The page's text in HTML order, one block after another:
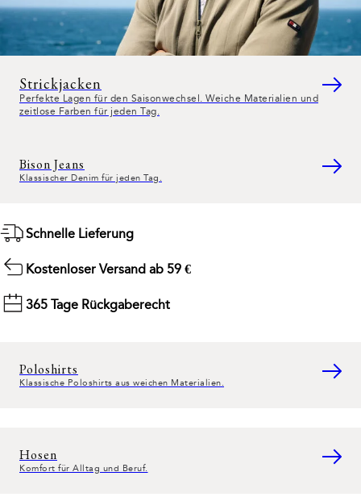
Strickjacken
Perfekte Lagen für den Saisonwechsel. Weiche Materialien und
zeitlose Farben für jeden Tag.
Bison Jeans
Klassischer Denim für jeden Tag.
Schnelle Lieferung
Kostenloser Versand ab 59 €
365 Tage Rückgaberecht
Poloshirts
Klassische Poloshirts aus weichen Materialien.
Hosen
Komfort für Alltag und Beruf.